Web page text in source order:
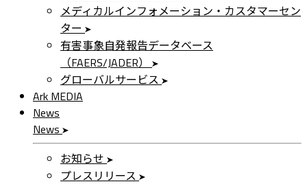
メディカルインフォメーション・カスタマーセン
ター
有害事象自発報告データベース
（FAERS/JADER）
グローバルサービス
Ark MEDIA
News
News
お知らせ
プレスリリース